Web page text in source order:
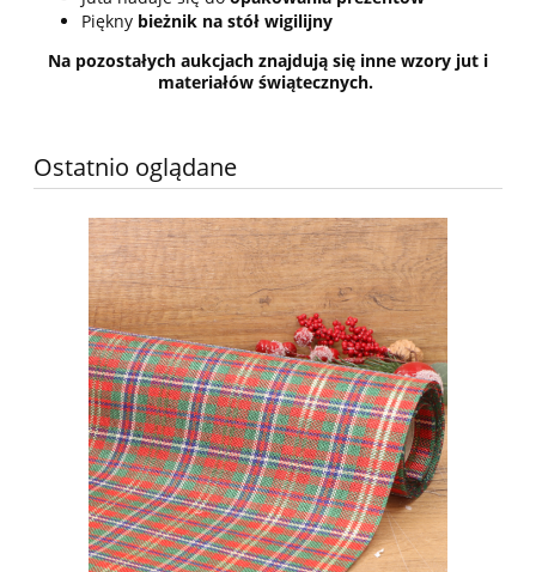
Piękny bieżnik na stół wigilijny
Na pozostałych aukcjach znajdują się inne wzory jut i
materiałów świątecznych.
Ostatnio oglądane